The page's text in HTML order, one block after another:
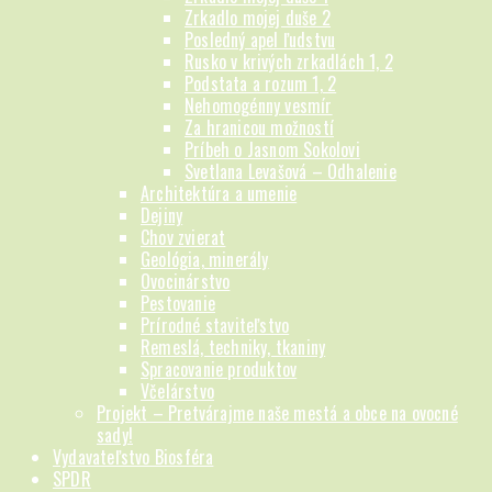
Zrkadlo mojej duše 2
Posledný apel ľudstvu
Rusko v krivých zrkadlách 1, 2
Podstata a rozum 1, 2
Nehomogénny vesmír
Za hranicou možností
Príbeh o Jasnom Sokolovi
Svetlana Levašová – Odhalenie
Architektúra a umenie
Dejiny
Chov zvierat
Geológia, minerály
Ovocinárstvo
Pestovanie
Prírodné staviteľstvo
Remeslá, techniky, tkaniny
Spracovanie produktov
Včelárstvo
Projekt – Pretvárajme naše mestá a obce na ovocné
sady!
Vydavateľstvo Biosféra
SPDR